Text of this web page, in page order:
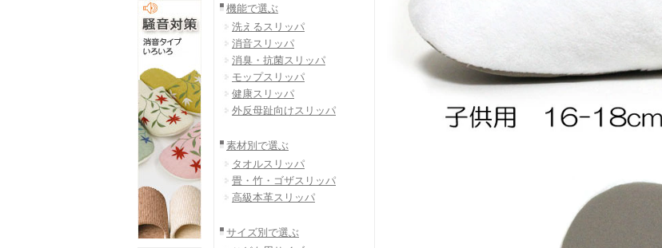
機能で選ぶ
洗えるスリッパ
消音スリッパ
消臭・抗菌スリッパ
モップスリッパ
健康スリッパ
外反母趾向けスリッパ
素材別で選ぶ
タオルスリッパ
畳・竹・ゴザスリッパ
高級本革スリッパ
サイズ別で選ぶ